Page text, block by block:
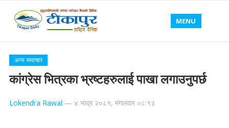
MENU
अन्य समाचार
कांग्रेस भित्रका भ्रष्टहरुलाई पाखा लगाउनुपर्छ
Lokendra Rawal — ४ भाद्र २०८१, मंगलवार ०८:१३